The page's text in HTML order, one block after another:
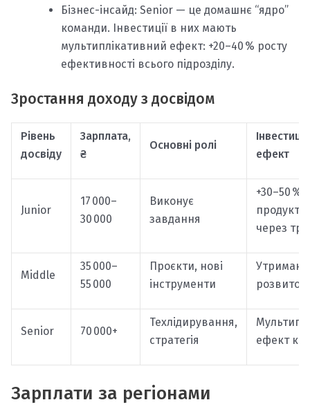
Бізнес-інсайд: Senior — це домашнє “ядро”
команди. Інвестиції в них мають
мультиплікативний ефект: +20–40 % росту
ефективності всього підрозділу.
Зростання доходу з досвідом
Рівень
досвіду
Зарплата,
₴
Основні ролі
ефект
Junior
17 000–
30 000
Виконує
завдання
+30–50 %
через
Middle
35 000–
55 000
Проєкти, нові
інструменти
розвиток
Senior 70 000+
Техлідирування,
стратегія
ефект
Зарплати за регіонами